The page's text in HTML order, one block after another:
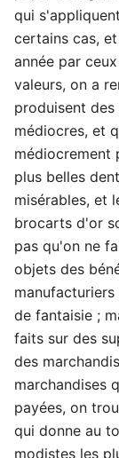
qui
certains cas,
année par
valeurs, on a
produisent
médiocres, et
médiocrement
plus belles
misérables, et
brocarts d'or
pas qu'on ne
objets des
de fantaisie ;
faits sur des
des
marchandises
payées, on
qui donne au
modistes les